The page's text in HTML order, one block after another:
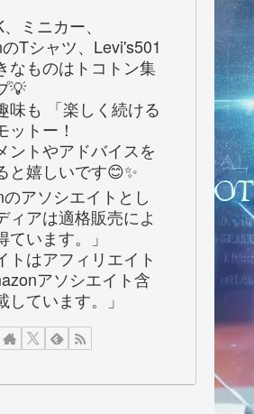
ミニカー、
Tシャツ、Levi's501
なものはトコトン集
💡
味も 「楽しく続ける
ットー！
ントやアドバイスを
と嬉しいです😊✨
のアソシエイトとし
ィアは適格販売によ
ています。」
トはアフィリエイト
アソシエイト含
しています。」